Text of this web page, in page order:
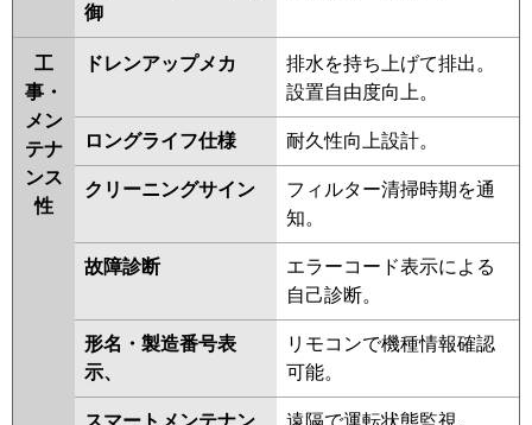
御
工
事・
メン
テナ
ンス
性
ドレンアップメカ
排水を持ち上げて排出。
設置自由度向上。
ロングライフ仕様 耐久性向上設計。
クリーニングサイン
フィルター清掃時期を通
知。
故障診断
エラーコード表示による
自己診断。
形名・製造番号表
示、
リモコンで機種情報確認
可能。